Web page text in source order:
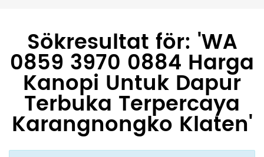
Sökresultat för: 'WA
0859 3970 0884 Harga
Kanopi Untuk Dapur
Terbuka Terpercaya
Karangnongko Klaten'